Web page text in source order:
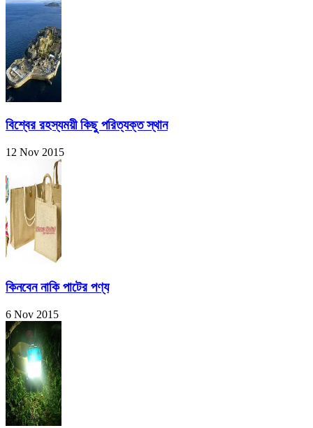
বিশ্বের রহস্যময়ী কিছু পরিত্যক্ত স্থান
12 Nov 2015
কিনবেন নাকি পাটের পণ্য
6 Nov 2015